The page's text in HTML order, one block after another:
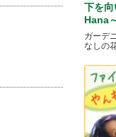
下を
Hana
ガーデ
なしの